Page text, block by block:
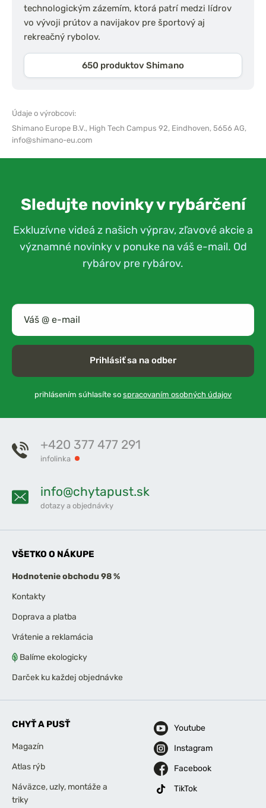
technologickým zázemím, ktorá patrí medzi lídrov
vo vývoji prútov a navijakov pre športový aj
rekreačný rybolov.
650 produktov Shimano
Údaje o výrobcovi:
Shimano Europe B.V., High Tech Campus 92, Eindhoven, 5656 AG,
info@shimano-eu.com
Sledujte novinky v rybárčení
Exkluzívne videá z našich výprav, zľavové akcie a
významné novinky v ponuke na váš e-mail. Od
rybárov pre rybárov.
Prihlásiť sa na odber
prihlásením súhlasíte so spracovaním osobných údajov
+420 377 477 291
infolinka
info@chytapust.sk
dotazy a objednávky
VŠETKO O NÁKUPE
Hodnotenie obchodu 98 %
Kontakty
Doprava a platba
Vrátenie a reklamácia
Balíme ekologicky
Darček ku každej objednávke
CHYŤ A PUSŤ
Magazín
Atlas rýb
Náväzce, uzly, montáže a
triky
Youtube
Instagram
Facebook
TikTok